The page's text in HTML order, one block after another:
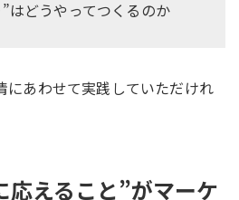
はどうやってつくるのか
にあわせて実践していただけれ
応えること”がマーケ